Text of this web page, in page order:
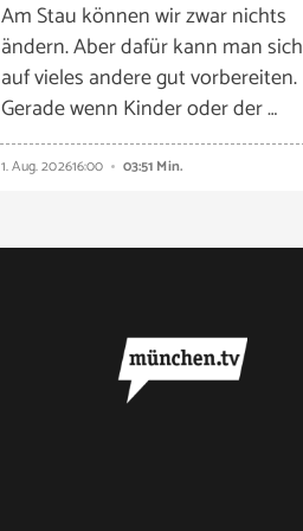
Am Stau können wir zwar nichts
ändern. Aber dafür kann man sich
auf vieles andere gut vorbereiten.
Gerade wenn Kinder oder der …
1. Aug. 202616:00 03:51 Min.